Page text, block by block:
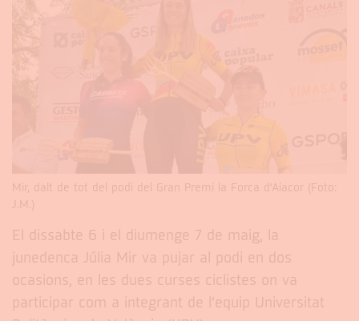
Mir, dalt de tot del podi del Gran Premi la Forca d'Aiacor (Foto:
J.M.)
El dissabte 6 i el diumenge 7 de maig, la
junedenca Júlia Mir va pujar al podi en dos
ocasions, en les dues curses ciclistes on va
participar com a integrant de l’equip Universitat